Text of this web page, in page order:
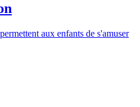
aux enfants de s'amuser